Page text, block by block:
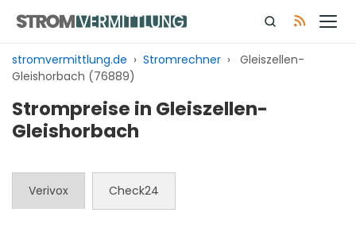
Inhalt
springen
stromvermittlung.de › Stromrechner › Gleiszellen-
Gleishorbach (76889)
Strompreise in Gleiszellen-
Gleishorbach
Verivox Check24